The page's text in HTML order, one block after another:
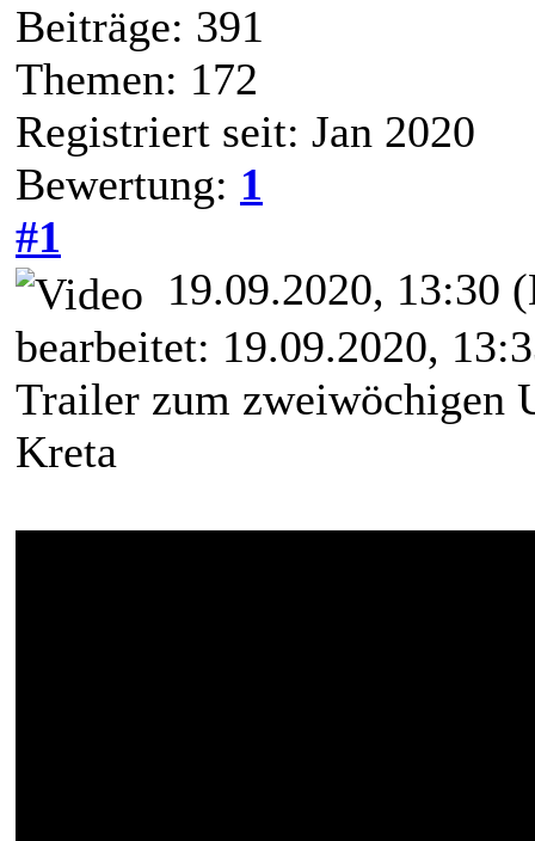
Beiträge: 391
Themen: 172
Registriert seit: Jan 2020
Bewertung: 1
#1
19.09.2020, 13:30
bearbeitet: 19.09.2020,
Trailer zum zweiwöchigen
Kreta